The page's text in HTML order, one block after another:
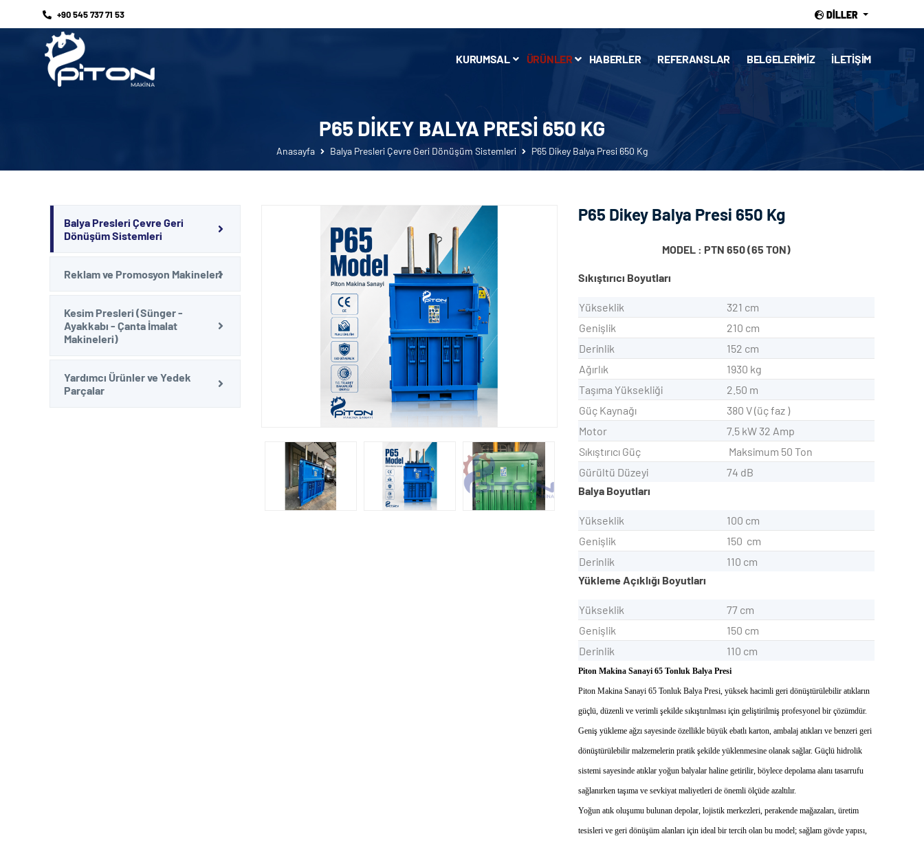
+90 545 737 71 53 DILLER
KURUMSAL ÜRÜNLER HABERLER REFERANSLAR BELGELERIMIZ İLETIŞIM
P65 DIKEY BALYA PRESI 650 KG
Anasayfa Balya Presleri Çevre Geri Dönüşüm Sistemleri P65 Dikey Balya Presi 650 Kg
Balya Presleri Çevre Geri
Dönüşüm Sistemleri
Reklam ve Promosyon Makineleri
Kesim Presleri (Sünger -
Ayakkabı - Çanta İmalat
Makineleri)
Yardımcı Ürünler ve Yedek
Parçalar
P65 Dikey Balya Presi 650 Kg
MODEL : PTN 650 (65 TON)
Sıkıştırıcı Boyutları
Yükseklik
321 cm
Genişlik
210 cm
Derinlik
152 cm
Ağırlık
1930 kg
Taşıma Yüksekliği
2.50 m
Güç Kaynağı
380 V (üç faz )
Motor
7.5 kW 32 Amp
Sıkıştırıcı Güç
Maksimum 50 Ton
Gürültü Düzeyi
74 dB
Balya Boyutları
Yükseklik
100 cm
Genişlik
150 cm
Derinlik
110 cm
Yükleme Açıklığı Boyutları
Yükseklik
77 cm
Genişlik
150 cm
Derinlik
110 cm
Piton Makina Sanayi 65 Tonluk Balya Presi
Piton Makina Sanayi 65 Tonluk Balya Presi, yüksek hacimli geri dönüştürülebilir atıkların
güçlü, düzenli ve verimli şekilde sıkıştırılması için geliştirilmiş profesyonel bir çözümdür.
Geniş yükleme ağzı sayesinde özellikle büyük ebatlı karton, ambalaj atıkları ve benzeri geri
dönüştürülebilir malzemelerin pratik şekilde yüklenmesine olanak sağlar. Güçlü hidrolik
sistemi sayesinde atıklar yoğun balyalar haline getirilir, böylece depolama alanı tasarrufu
sağlanırken taşıma ve sevkiyat maliyetleri de önemli ölçüde azaltılır.
Yoğun atık oluşumu bulunan depolar, lojistik merkezleri, perakende mağazaları, üretim
tesisleri ve geri dönüşüm alanları için ideal bir tercih olan bu model; sağlam gövde yapısı,